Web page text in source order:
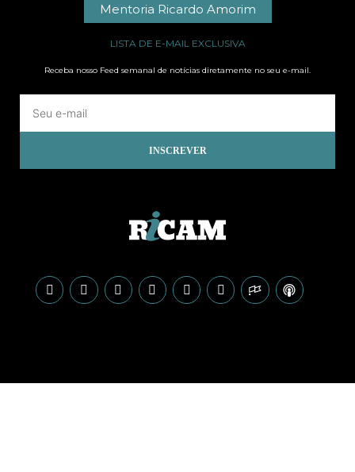
Mentoria Ricardo Amorim
LISTA DE E-MAIL EXCLUSIVA
Receba nosso Feed semanal de notícias diretamente no seu e-mail.
INSCREVER